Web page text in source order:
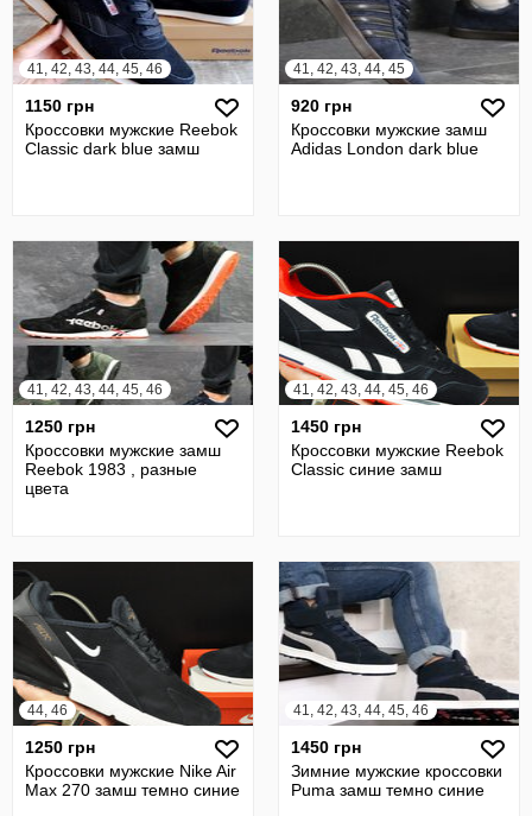
41, 42, 43, 44, 45, 46
1150 грн
Кроссовки мужские Reebok
Classic dark blue замш
41, 42, 43, 44, 45
920 грн
Кроссовки мужские замш
Adidas London dark blue
41, 42, 43, 44, 45, 46
1250 грн
Кроссовки мужские замш
Reebok 1983 , разные
цвета
41, 42, 43, 44, 45, 46
1450 грн
Кроссовки мужские Reebok
Classic синие замш
44, 46
1250 грн
Кроссовки мужские Nike Air
Max 270 замш темно синие
41, 42, 43, 44, 45, 46
1450 грн
Зимние мужские кроссовки
Puma замш темно синие